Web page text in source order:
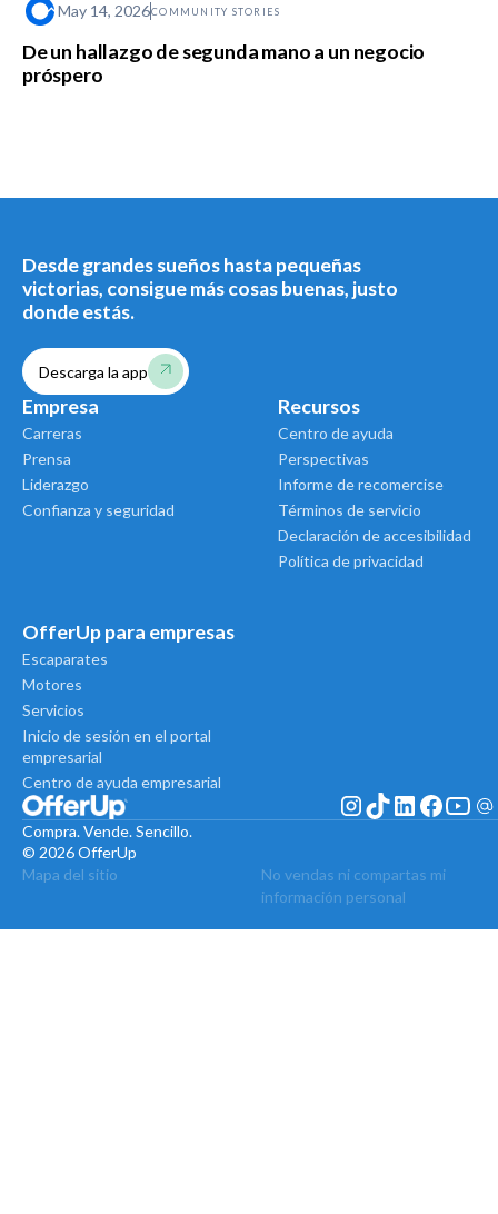
May 14, 2026COMMUNITY STORIES
De un hallazgo de segunda mano a un negocio
próspero
Desde grandes sueños hasta pequeñas
victorias, consigue más cosas buenas, justo
donde estás.
Descarga la app
Empresa
Carreras
Prensa
Liderazgo
Confianza y seguridad
Recursos
Centro de ayuda
Perspectivas
Informe de recomercise
Términos de servicio
Declaración de accesibilidad
Política de privacidad
OfferUp para empresas
Escaparates
Motores
Servicios
Inicio de sesión en el portal
empresarial
Centro de ayuda empresarial
Compra. Vende. Sencillo.
© 2026 OfferUp
Mapa del sitio
No vendas ni compartas mi
información personal